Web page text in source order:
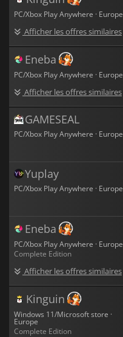
PC/Xbox Play Anywhere · Europe
Afficher les offres similaires
Eneba
PC/Xbox Play Anywhere · Europe
Afficher les offres similaires
GAMESEAL
PC/Xbox Play Anywhere · Europe
Yuplay
PC/Xbox Play Anywhere · Europe
Eneba
PC/Xbox Play Anywhere · Europe
Complete Edition
Afficher les offres similaires
Kinguin
Windows 11/Microsoft store ·
Europe
Complete Edition